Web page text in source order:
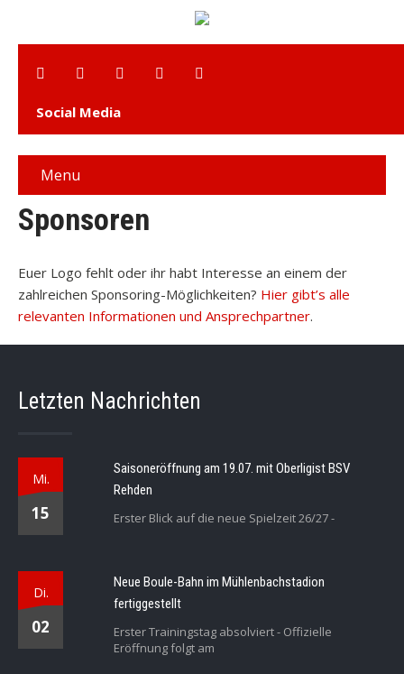
Social Media
Menu
Sponsoren
Euer Logo fehlt oder ihr habt Interesse an einem der
zahlreichen Sponsoring-Möglichkeiten? Hier gibt’s alle
relevanten Informationen und Ansprechpartner.
Letzten Nachrichten
Mi.
15
Saisoneröffnung am 19.07. mit Oberligist BSV
Rehden
Erster Blick auf die neue Spielzeit 26/27 -
Di.
02
Neue Boule-Bahn im Mühlenbachstadion
fertiggestellt
Erster Trainingstag absolviert - Offizielle
Eröffnung folgt am